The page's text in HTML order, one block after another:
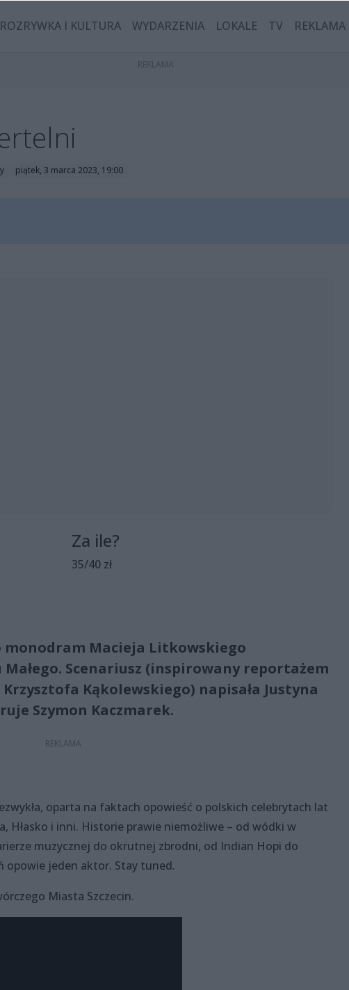
ROZRYWKA I KULTURA WYDARZENIA LOKALE TV REKLAMA
piątek, 3 marca 2023, 19:00
Za ile?
35/40 zł
Macieja Litkowskiego
Scenariusz (inspirowany reportażem
Kąkolewskiego) napisała Justyna
Szymon Kaczmarek.
oparta na faktach opowieść o polskich celebrytach lat
Hłasko i inni. Historie prawie niemożliwe – od wódki w
muzycznej do okrutnej zbrodni, od Indian Hopi do
opowie jeden aktor. Stay tuned.
Miasta Szczecin.